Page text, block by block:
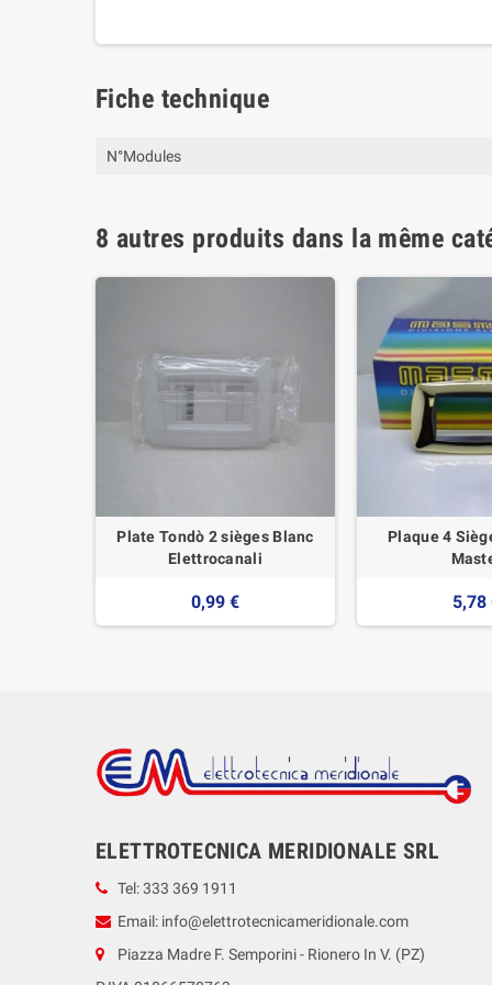
Fiche technique
N°Modules
8 autres produits dans la même
Plate Tondò 2 sièges Blanc
Elettrocanali
0,99 €
Plaque 4
5,78
ELETTROTECNICA MERIDIONALE SRL
Tel: 333 369 1911
Email: info@elettrotecnicameridionale.com
Piazza Madre F. Semporini - Rionero In V. (PZ)